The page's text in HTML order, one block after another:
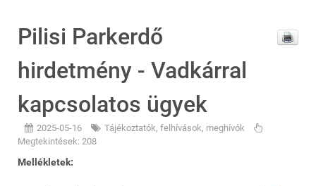
Pilisi Parkerdő
hirdetmény - Vadkárral
kapcsolatos ügyek
2025-05-16
Tájékoztatók, felhívások, meghívók
Megtekintések: 208
Mellékletek: